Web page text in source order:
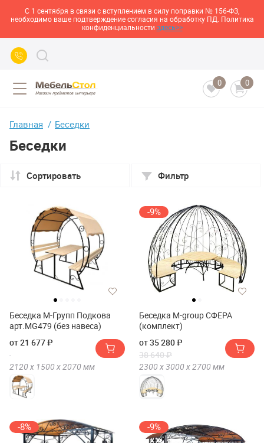
С 1 сентября в связи с вступлением в силу поправки № 156-ФЗ,
необходимо ваше подтверждение согласия на обработку ПД. Политика
конфиденциальности здесь>>
0 0
Главная Беседки
Беседки
Сортировать Фильтр
Беседка М-Групп Подкова
арт.MG479 (без навеса)
от 21 677 ₽
2120 х 1500 х2070 мм
-9%
Беседка M-group СФЕРА
(комплект)
от 35 280 ₽
38 640 ₽
2300 х3000 х2700 мм
-8% -9%